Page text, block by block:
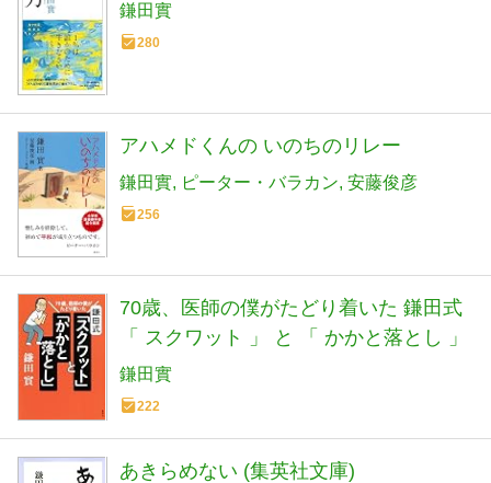
鎌田實
280
アハメドくんの いのちのリレー
鎌田實 ピーター・バラカン 安藤俊彦
256
70歳、医師の僕がたどり着いた 鎌田式
「 スクワット 」 と 「 かかと落とし 」
鎌田實
222
あきらめない (集英社文庫)